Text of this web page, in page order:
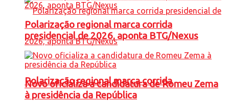
Polarização regional marca corrida
Polarização regional marca corrida
presidencial de 2026, aponta BTG/Nexus
Novo oficializa a candidatura de Romeu Zema
à presidência da República